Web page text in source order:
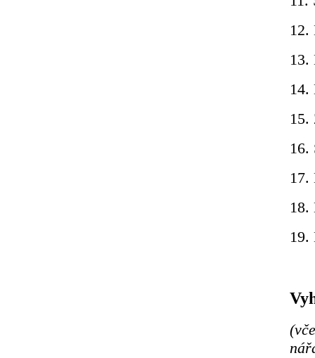
12.
13.
14.
15.
16.
17.
18.
19.